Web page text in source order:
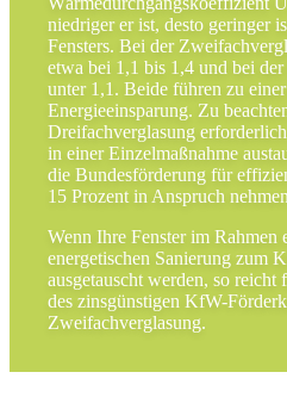
niedriger er ist, desto geringer
Fensters. Bei der
etwa bei 1,1 bis 1,4 und bei
unter 1,1. Beide führen zu
Energieeinsparung. Zu
Dreifachverglasung
in einer Einzelmaßnahme
die Bundesförderung für
15 Prozent in Anspruch
Wenn Ihre Fenster im Rahmen
energetischen Sanierung zum
ausgetauscht werden, so reicht
des zinsgünstigen KfW-
Zweifachverglasung.